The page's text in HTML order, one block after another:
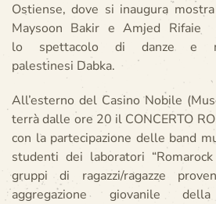
Ostiense, dove si inaugura
Maysoon Bakir e Amjed
lo spettacolo di danze e
palestinesi Dabka.
All’esterno del Casino Nobile
terrà dalle ore 20 il CONCERTO
con la partecipazione delle band
studenti dei laboratori
gruppi di ragazzi/ragazze
aggregazione giovanile